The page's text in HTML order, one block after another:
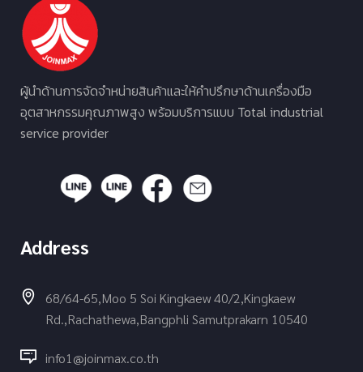
ผู้นำด้านการจัดจำหน่ายสินค้าและให้คำปรึกษาด้านเครื่องมือ
อุตสาหกรรมคุณภาพสูง พร้อมบริการแบบ Total industrial
service provider
Address
68/64-65,Moo 5 Soi Kingkaew 40/2,Kingkaew
Rd.,Rachathewa,Bangphli Samutprakarn 10540
info1@joinmax.co.th